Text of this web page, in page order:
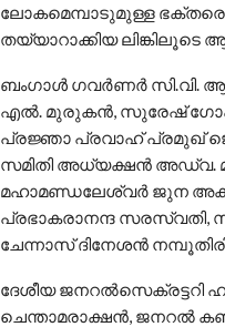
ലോകമെമ്പാടുമുള്ള ഭക്തരെ
തയ്യാറാക്കിയ
ബംഗാള്‍ ഗവര്‍ണര്‍ സി.വി.
എല്‍. മുരുകന്‍, സുരേഷ് ഗോപി,
പ്രജ്ഞാ പ്രവാഹ് പ്രമുഖ്
സമിതി അധ്യക്ഷന്‍ അഡ്വ.
മഹാമണ്ഡലേശ്വര്‍ ജുന
പ്രഭാകരാനന്ദ സരസ്വതി,
ചേന്നാസ് ദിനേശന്‍
ദേശീയ ജനറല്‍സെക്രട്ടറി
ചെന്താമരാക്ഷന്‍, ജനറല്‍